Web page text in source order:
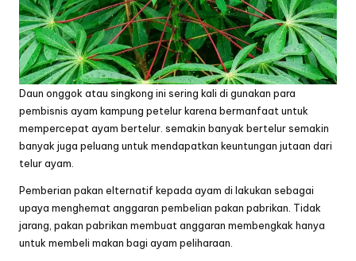
Daun onggok atau singkong ini sering kali di gunakan para
pembisnis ayam kampung petelur karena bermanfaat untuk
mempercepat ayam bertelur. semakin banyak bertelur semakin
banyak juga peluang untuk mendapatkan keuntungan jutaan dari
telur ayam.
Pemberian pakan elternatif kepada ayam di lakukan sebagai
upaya menghemat anggaran pembelian pakan pabrikan. Tidak
jarang, pakan pabrikan membuat anggaran membengkak hanya
untuk membeli makan bagi ayam peliharaan.